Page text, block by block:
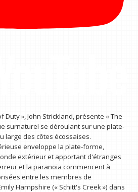
Duty », John Strickland, présente « The
surnaturel se déroulant sur une plate-
large des côtes écossaises.
enveloppe la plate-forme,
extérieur et apportant d'étranges
et la paranoïa commencent à
entre les membres de
Hampshire (« Schitt's Creek ») dans